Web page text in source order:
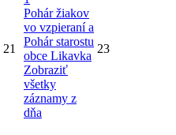
21
Pohár žiakov
vo vzpieraní a
Pohár starostu
obce Likavka
Zobraziť
všetky
záznamy z
dňa
23